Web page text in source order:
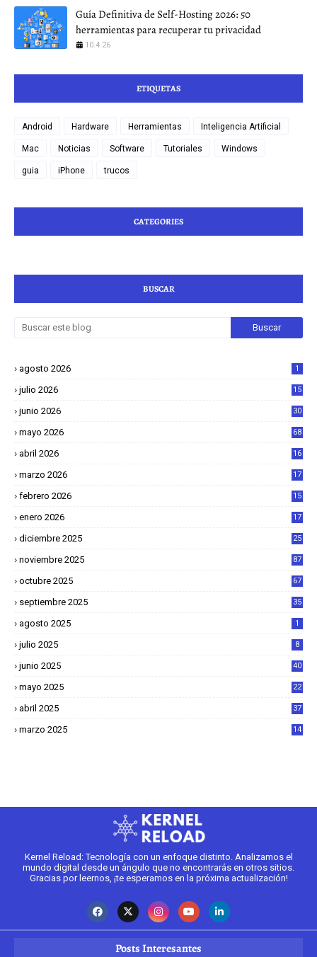
Guía Definitiva de Self-Hosting 2026: 50
herramientas para recuperar tu privacidad
10.4.26
ETIQUETAS
Android Hardware Herramientas Inteligencia Artificial
Mac Noticias Software Tutoriales Windows
guia iPhone trucos
CATEGORIES
BUSCAR
agosto 2026 1
julio 2026 15
junio 2026 30
mayo 2026 68
abril 2026
16
marzo 2026
17
febrero 2026
15
enero 2026
17
diciembre 2025
25
noviembre 2025 87
octubre 2025 67
septiembre 2025 35
agosto 2025 1
julio 2025 8
junio 2025 40
mayo 2025
22
abril 2025
37
marzo 2025
14
Kernel Reload: Tecnología con un enfoque distinto. Analizamos el
mundo digital desde un ángulo que no encontrarás en otros sitios.
Gracias por leernos, ¡te esperamos en la próxima actualización!
Posts Interesantes